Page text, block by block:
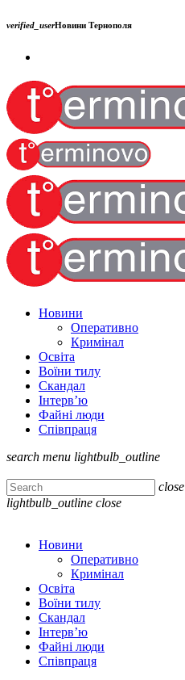
verified_userНовини Тернополя
Новини
Оперативно
Кримінал
Освіта
Воїни тилу
Скандал
Інтерв’ю
Файні люди
Співпраця
search menu lightbulb_outline
close
lightbulb_outline close
Новини
Оперативно
Кримінал
Освіта
Воїни тилу
Скандал
Інтерв’ю
Файні люди
Співпраця